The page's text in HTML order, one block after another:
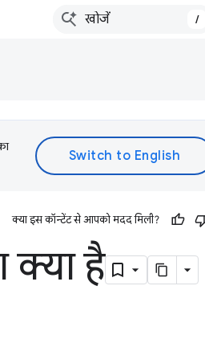
/
क्या इस कॉन्टेंट से आपको मदद मिली?
क्या है